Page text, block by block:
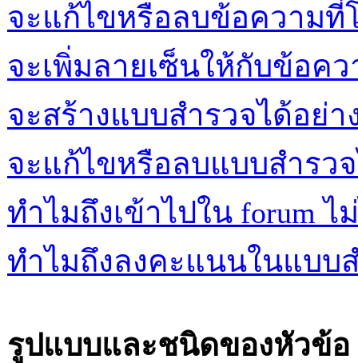
จะแก้ไขหรือลบข้อความที่
จะเพิ่มลายเซ็นให้กับข้อค
จะสร้างแบบสำรวจได้อย่า
จะแก้ไขหรือลบแบบสำรวจ
ทำไมถึงเข้าไปใน forum ไ
ทำไมถึงลงคะแนนในแบบ
รูปแบบและชนิดของหัวข้อ